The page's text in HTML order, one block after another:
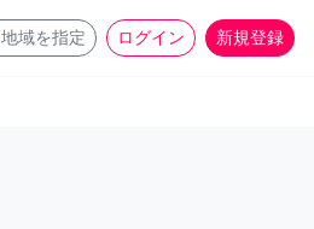
地域を指定 ログイン 新規登録